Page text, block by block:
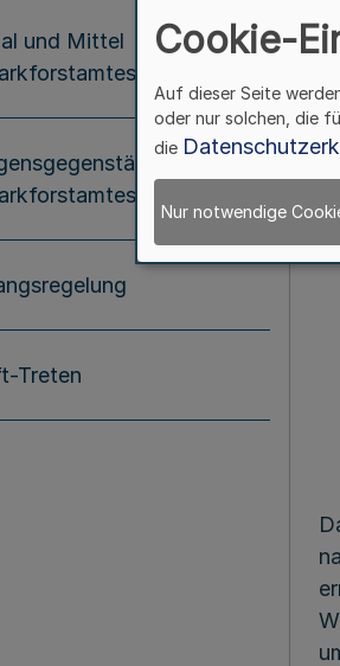
und Mittel
Eifel
Eifel
Treten
Cookie-
Auf dieser Seite
oder nur solchen, die
die
Nur notwendige